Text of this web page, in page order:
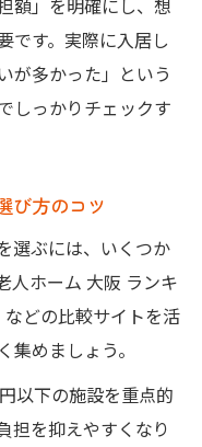
額」を明確にし、想
です。実際に入居し
が多かった」という
しっかりチェックす
び方のコツ
選ぶには、いくつか
人ホーム 大阪 ランキ
どの比較サイトを活
めましょう。
以下の施設を重点的
担を抑えやすくなり